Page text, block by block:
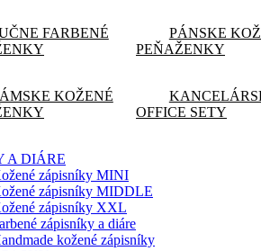
FARBENÉ
PÁNSKE
PEŇAŽENKY
KOŽENÉ
OFFICE SETY
A DIÁRE
zápisníky MINI
zápisníky MIDDLE
zápisníky XXL
zápisníky a diáre
kožené zápisníky